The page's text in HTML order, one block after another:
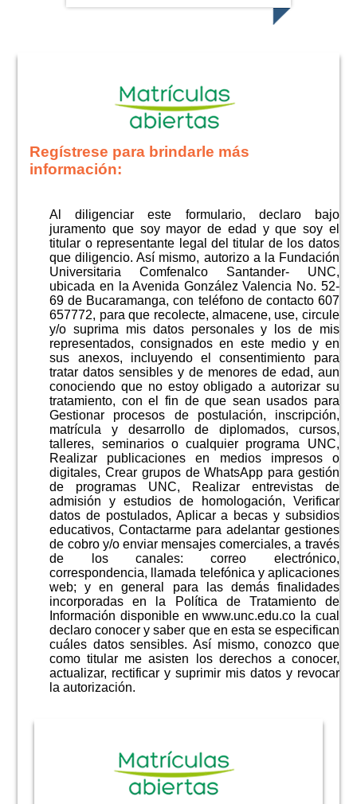
Regístrese para brindarle más
información:
Al diligenciar este formulario, declaro bajo
juramento que soy mayor de edad y que soy el
titular o representante legal del titular de los datos
que diligencio. Así mismo, autorizo a la Fundación
Universitaria Comfenalco Santander- UNC,
ubicada en la Avenida González Valencia No. 52-
69 de Bucaramanga, con teléfono de contacto 607
657772, para que recolecte, almacene, use, circule
y/o suprima mis datos personales y los de mis
representados, consignados en este medio y en
sus anexos, incluyendo el consentimiento para
tratar datos sensibles y de menores de edad, aun
conociendo que no estoy obligado a autorizar su
tratamiento, con el fin de que sean usados para
Gestionar procesos de postulación, inscripción,
matrícula y desarrollo de diplomados, cursos,
talleres, seminarios o cualquier programa UNC,
Realizar publicaciones en medios impresos o
digitales, Crear grupos de WhatsApp para gestión
de programas UNC, Realizar entrevistas de
admisión y estudios de homologación, Verificar
datos de postulados, Aplicar a becas y subsidios
educativos, Contactarme para adelantar gestiones
de cobro y/o enviar mensajes comerciales, a través
de los canales: correo electrónico,
correspondencia, llamada telefónica y aplicaciones
web; y en general para las demás finalidades
incorporadas en la Política de Tratamiento de
Información disponible en www.unc.edu.co la cual
declaro conocer y saber que en esta se especifican
cuáles datos sensibles. Así mismo, conozco que
como titular me asisten los derechos a conocer,
actualizar, rectificar y suprimir mis datos y revocar
la autorización.